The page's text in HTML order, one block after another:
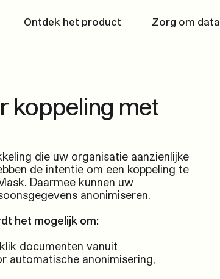
Ontdek het product Zorg om data
van zaken
uit
waarde
koppeling met
die uw organisatie aanzienlijke
de intentie om een koppeling te
. Daarmee kunnen uw
anonimiseren.
het mogelijk om:
documenten vanuit
automatische anonimisering,